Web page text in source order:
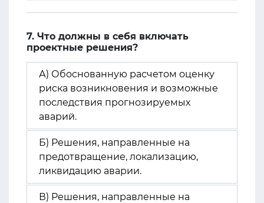
7. Что должны в себя включать
проектные решения?
А) Обоснованную расчетом оценку
риска возникновения и возможные
последствия прогнозируемых
аварий.
Б) Решения, направленные на
предотвращение, локализацию,
ликвидацию аварии.
В) Решения, направленные на